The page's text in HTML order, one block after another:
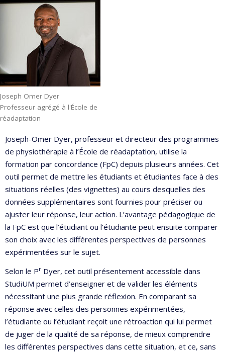
Joseph Omer Dyer
Professeur agrégé à l'École de
réadaptation
Joseph-Omer Dyer, professeur et directeur des programmes
de physiothérapie à l’École de réadaptation, utilise la
formation par concordance (FpC) depuis plusieurs années. Cet
outil permet de mettre les étudiants et étudiantes face à des
situations réelles (des vignettes) au cours desquelles des
données supplémentaires sont fournies pour préciser ou
ajuster leur réponse, leur action. L’avantage pédagogique de
la FpC est que l’étudiant ou l’étudiante peut ensuite comparer
son choix avec les différentes perspectives de personnes
expérimentées sur le sujet.
Selon le Pr Dyer, cet outil présentement accessible dans
StudiUM permet d’enseigner et de valider les éléments
nécessitant une plus grande réflexion. En comparant sa
réponse avec celles des personnes expérimentées,
l’étudiante ou l’étudiant reçoit une rétroaction qui lui permet
de juger de la qualité de sa réponse, de mieux comprendre
les différentes perspectives dans cette situation, et ce, sans